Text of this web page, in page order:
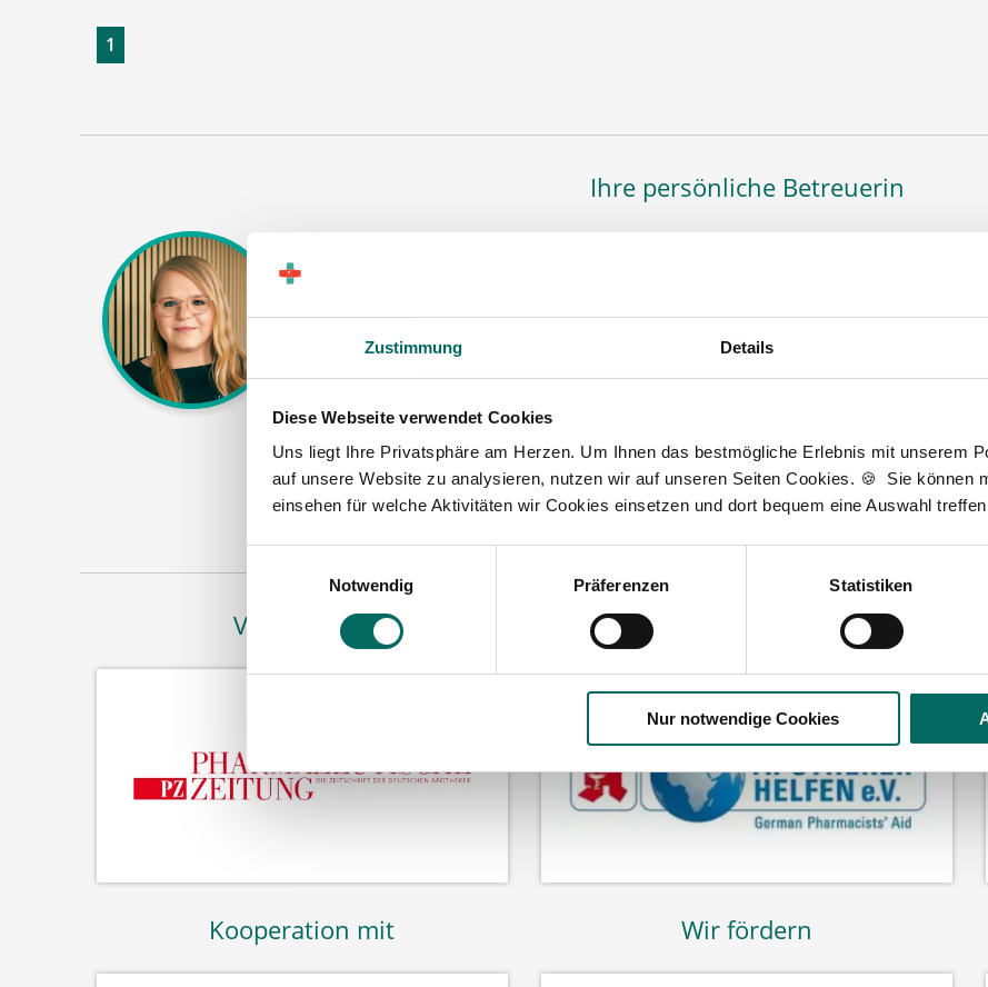
Zustimmung Details
Diese Webseite verwendet Cookies
Uns liegt Ihre Privatsphäre am Herzen. Um Ihnen das bestmögliche Erlebnis mit unserem
auf unsere Website zu analysieren, nutzen wir auf unseren Seiten Cookies. 🍪 Sie können
einsehen für welche Aktivitäten wir Cookies einsetzen und dort bequem eine Auswahl
Notwendig
Präferenzen Statistiken
Nur notwendige Cookies
1
Ihre persönliche Betreuerin
Lassen Sie mich Ihnen bei der Stellensuche helfen. Gemeinsam finden
gerne persönlich zur Seite.
Jetzt zur kostenlosen Stellenanfrage
Vertreten in
Kooperation mit Wir fördern